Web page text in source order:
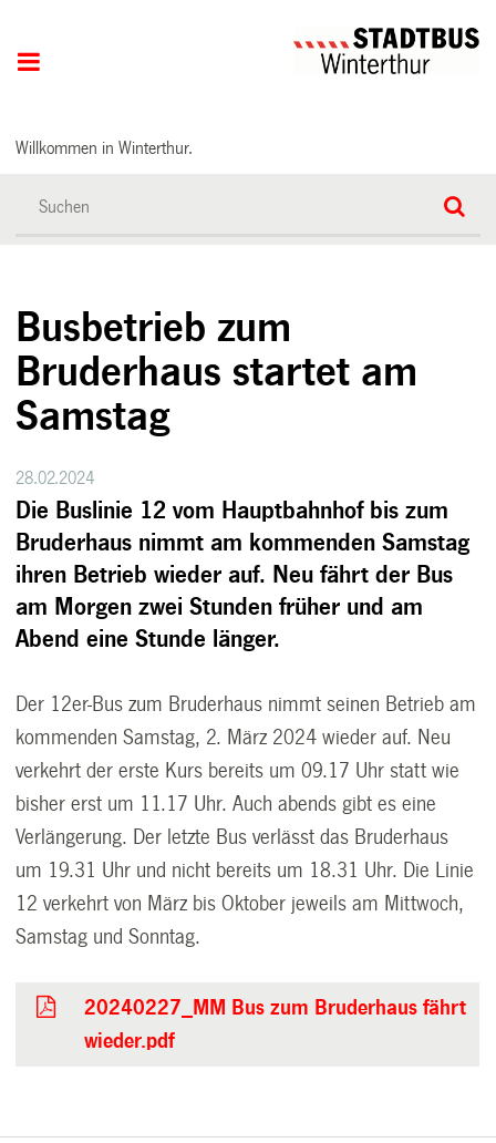
Willkommen in Winterthur.
Busbetrieb zum
Bruderhaus startet am
Samstag
28.02.2024
Die Buslinie 12 vom Hauptbahnhof bis zum
Bruderhaus nimmt am kommenden Samstag
ihren Betrieb wieder auf. Neu fährt der Bus
am Morgen zwei Stunden früher und am
Abend eine Stunde länger.
Der 12er-Bus zum Bruderhaus nimmt seinen Betrieb am
kommenden Samstag, 2. März 2024 wieder auf. Neu
verkehrt der erste Kurs bereits um 09.17 Uhr statt wie
bisher erst um 11.17 Uhr. Auch abends gibt es eine
Verlängerung. Der letzte Bus verlässt das Bruderhaus
um 19.31 Uhr und nicht bereits um 18.31 Uhr. Die Linie
12 verkehrt von März bis Oktober jeweils am Mittwoch,
Samstag und Sonntag.
20240227_MM Bus zum Bruderhaus fährt
wieder.pdf